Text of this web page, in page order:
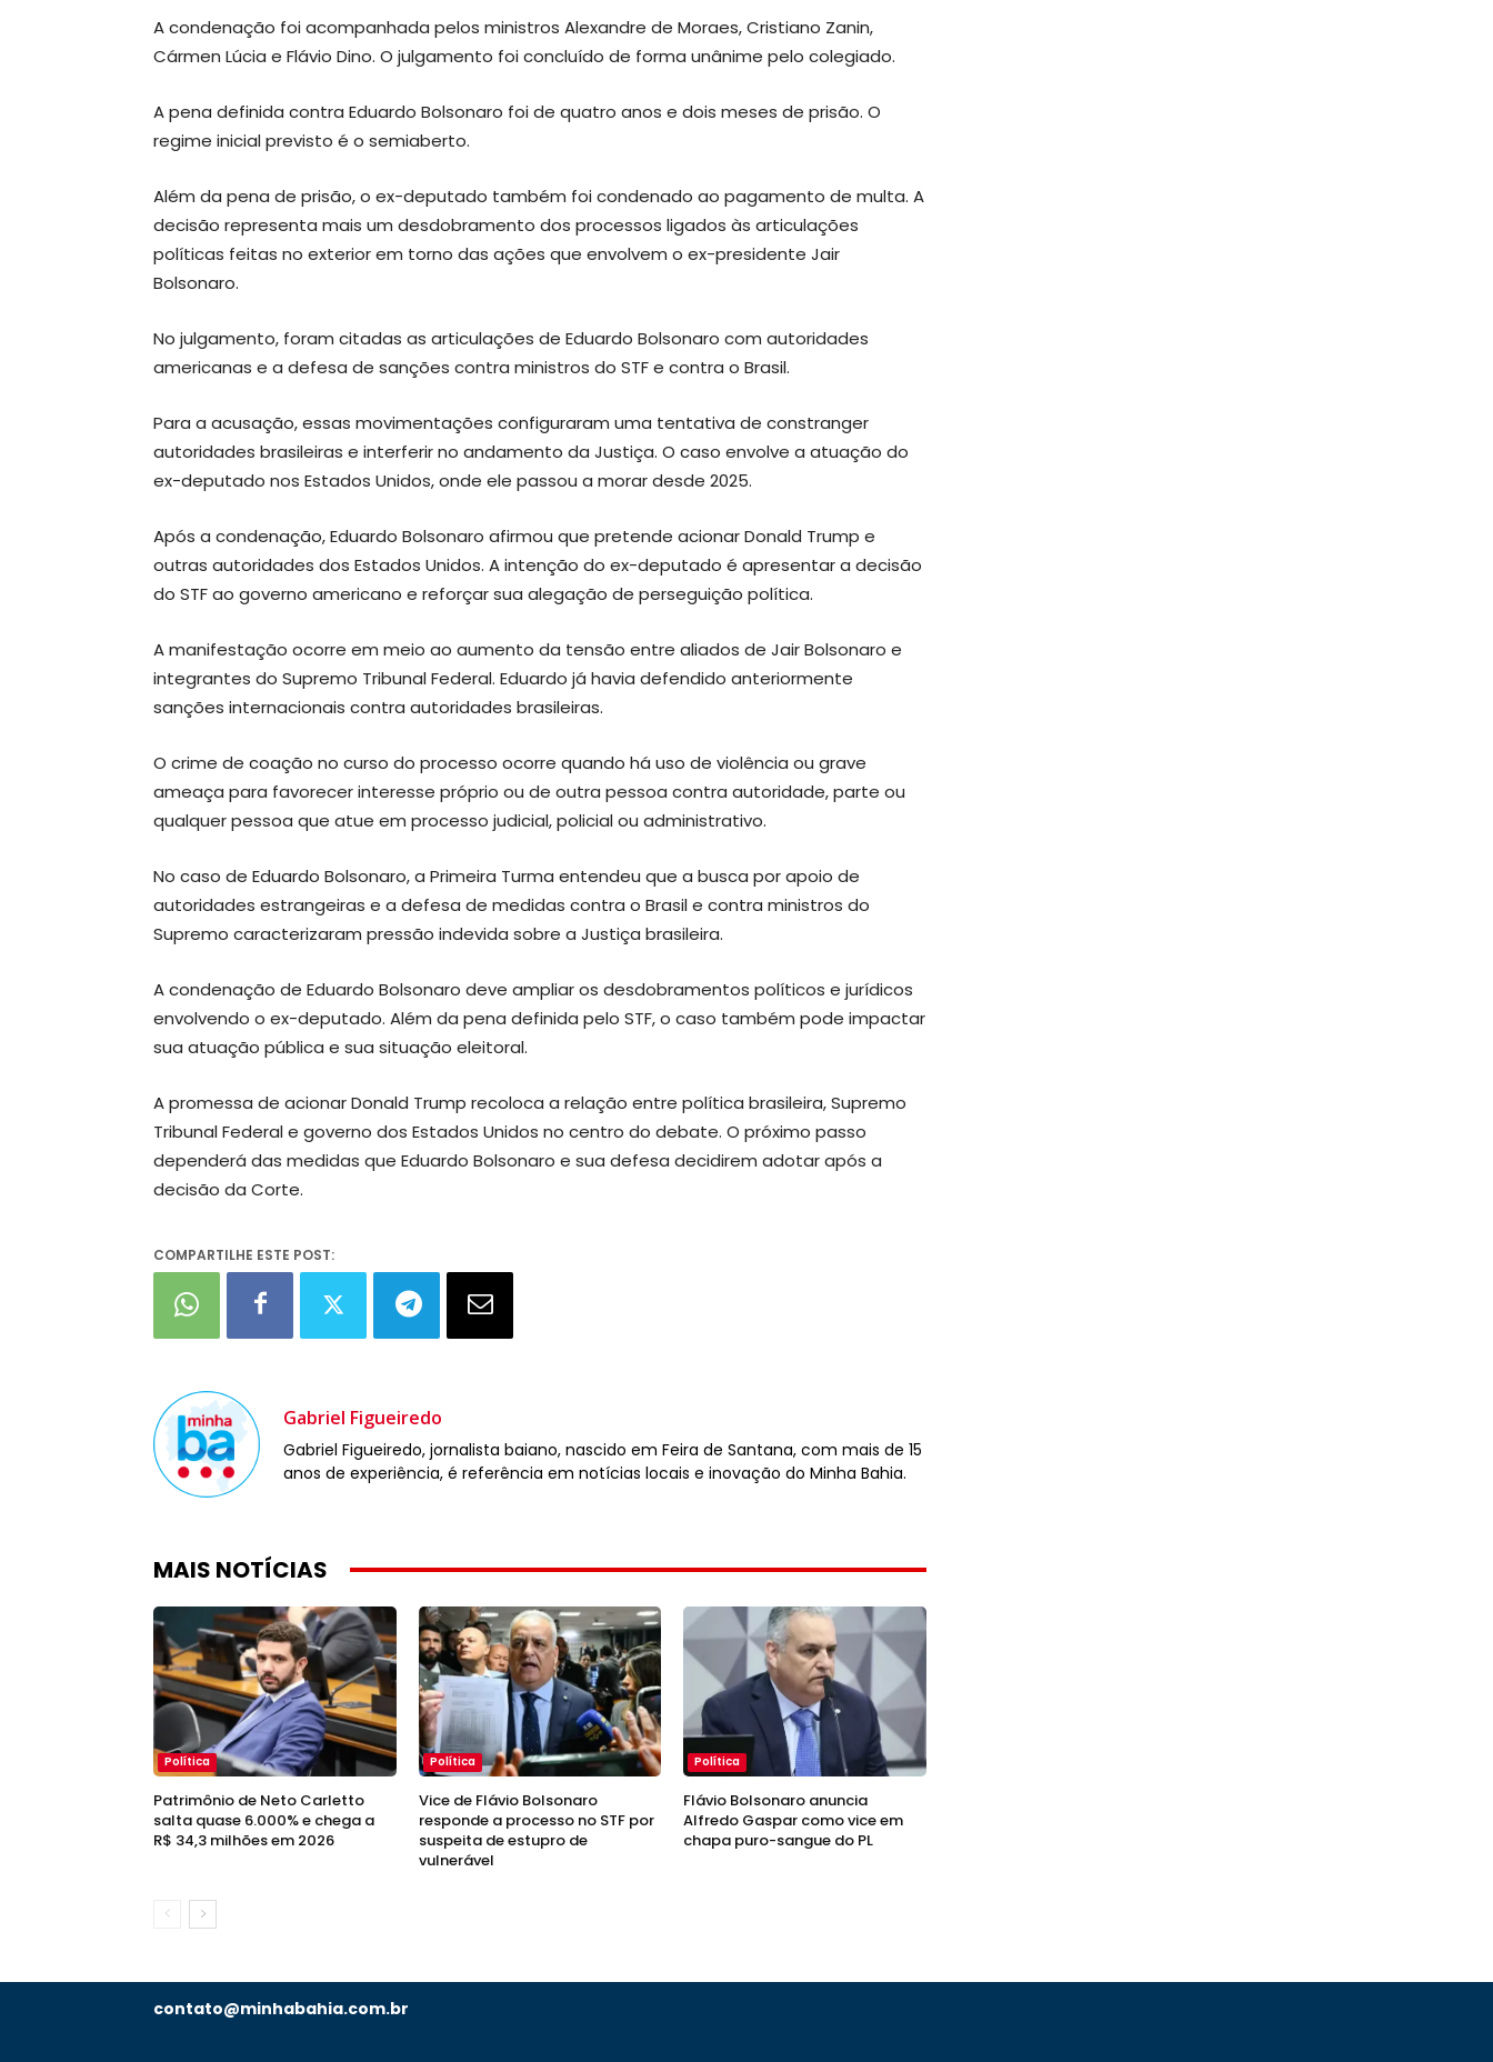
A condenação foi acompanhada pelos ministros Alexandre de Moraes, Cristiano Zanin,
Cármen Lúcia e Flávio Dino. O julgamento foi concluído de forma unânime pelo colegiado.
A pena definida contra Eduardo Bolsonaro foi de quatro anos e dois meses de prisão. O
regime inicial previsto é o semiaberto.
Além da pena de prisão, o ex-deputado também foi condenado ao pagamento de multa. A
decisão representa mais um desdobramento dos processos ligados às articulações
políticas feitas no exterior em torno das ações que envolvem o ex-presidente Jair
Bolsonaro.
No julgamento, foram citadas as articulações de Eduardo Bolsonaro com autoridades
americanas e a defesa de sanções contra ministros do STF e contra o Brasil.
Para a acusação, essas movimentações configuraram uma tentativa de constranger
autoridades brasileiras e interferir no andamento da Justiça. O caso envolve a atuação do
ex-deputado nos Estados Unidos, onde ele passou a morar desde 2025.
Após a condenação, Eduardo Bolsonaro afirmou que pretende acionar Donald Trump e
outras autoridades dos Estados Unidos. A intenção do ex-deputado é apresentar a decisão
do STF ao governo americano e reforçar sua alegação de perseguição política.
A manifestação ocorre em meio ao aumento da tensão entre aliados de Jair Bolsonaro e
integrantes do Supremo Tribunal Federal. Eduardo já havia defendido anteriormente
sanções internacionais contra autoridades brasileiras.
O crime de coação no curso do processo ocorre quando há uso de violência ou grave
ameaça para favorecer interesse próprio ou de outra pessoa contra autoridade, parte ou
qualquer pessoa que atue em processo judicial, policial ou administrativo.
No caso de Eduardo Bolsonaro, a Primeira Turma entendeu que a busca por apoio de
autoridades estrangeiras e a defesa de medidas contra o Brasil e contra ministros do
Supremo caracterizaram pressão indevida sobre a Justiça brasileira.
A condenação de Eduardo Bolsonaro deve ampliar os desdobramentos políticos e jurídicos
envolvendo o ex-deputado. Além da pena definida pelo STF, o caso também pode impactar
sua atuação pública e sua situação eleitoral.
A promessa de acionar Donald Trump recoloca a relação entre política brasileira, Supremo
Tribunal Federal e governo dos Estados Unidos no centro do debate. O próximo passo
dependerá das medidas que Eduardo Bolsonaro e sua defesa decidirem adotar após a
decisão da Corte.
COMPARTILHE ESTE POST:
Gabriel Figueiredo
Gabriel Figueiredo, jornalista baiano, nascido em Feira de Santana, com mais de 15
anos de experiência, é referência em notícias locais e inovação do Minha Bahia.
MAIS NOTÍCIAS
Política
Patrimônio de Neto Carletto
salta quase 6.000% e chega a
R$ 34,3 milhões em 2026
Política
Vice de Flávio Bolsonaro
responde a processo no STF por
suspeita de estupro de
vulnerável
Política
Flávio Bolsonaro anuncia
Alfredo Gaspar como vice em
chapa puro-sangue do PL
contato@minhabahia.com.br